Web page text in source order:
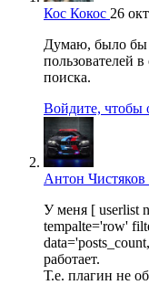
Кос Кокос 26
Думаю, было бы
пользователей
поиска.
Войдите, чтобы
Антон Чистяков
У меня [ userlist
tempalte='row'
работает.
Т.е. плагин не